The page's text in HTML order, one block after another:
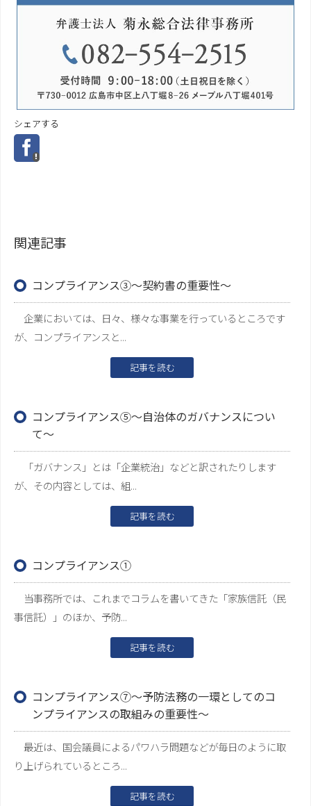
シェアする
関連記事
コンプライアンス③～契約書の重要性～
企業においては、日々、様々な事業を行っているところです
が、コンプライアンスと...
記事を読む
コンプライアンス⑤～自治体のガバナンスについ
て～
「ガバナンス」とは「企業統治」などと訳されたりします
が、その内容としては、組...
記事を読む
コンプライアンス①
当事務所では、これまでコラムを書いてきた「家族信託（民
事信託）」のほか、予防...
記事を読む
コンプライアンス⑦～予防法務の一環としてのコ
ンプライアンスの取組みの重要性～
最近は、国会議員によるパワハラ問題などが毎日のように取
り上げられているところ...
記事を読む